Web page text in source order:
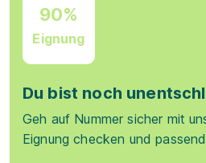
90%
Eignung
Du bist noch
Geh auf Nummer sicher mit
Eignung checken und